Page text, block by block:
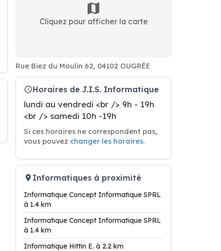
Cliquez pour afficher la carte
Rue Biez du Moulin 62, 04102 OUGRÉE
Horaires de J.I.S. Informatique
lundi au vendredi <br /> 9h - 19h
<br /> samedi 10h -19h
Si ces horaires ne correspondent pas,
vous pouvez changer les horaires.
Informatiques à proximité
Informatique Concept Informatique SPRL
à 1.4 km
Informatique Concept Informatique SPRL
à 1.4 km
Informatique Hittin E. à 2.2 km